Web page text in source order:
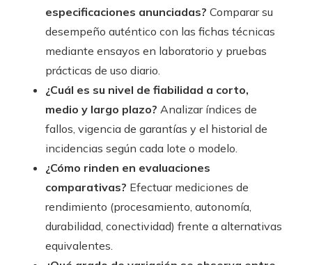
especificaciones anunciadas? Comparar su
desempeño auténtico con las fichas técnicas
mediante ensayos en laboratorio y pruebas
prácticas de uso diario.
¿Cuál es su nivel de fiabilidad a corto,
medio y largo plazo? Analizar índices de
fallos, vigencia de garantías y el historial de
incidencias según cada lote o modelo.
¿Cómo rinden en evaluaciones
comparativas? Efectuar mediciones de
rendimiento (procesamiento, autonomía,
durabilidad, conectividad) frente a alternativas
equivalentes.